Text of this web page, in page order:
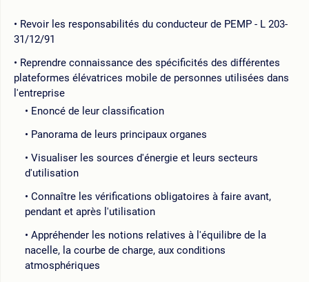
Revoir les responsabilités du conducteur de PEMP - L 203-
31/12/91
Reprendre connaissance des spécificités des différentes
plateformes élévatrices mobile de personnes utilisées dans
l'entreprise
Enoncé de leur classification
Panorama de leurs principaux organes
Visualiser les sources d'énergie et leurs secteurs
d'utilisation
Connaître les vérifications obligatoires à faire avant,
pendant et après l'utilisation
Appréhender les notions relatives à l'équilibre de la
nacelle, la courbe de charge, aux conditions
atmosphériques